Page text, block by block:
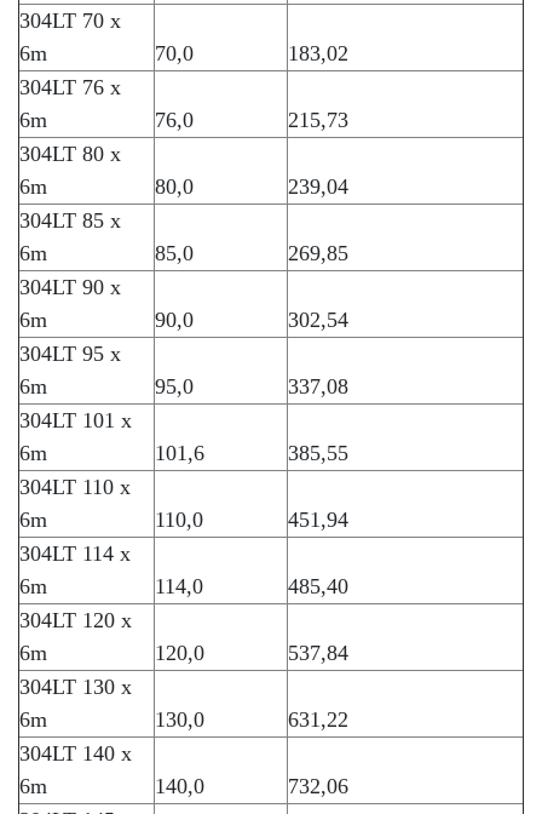
304LT 70 x
6m
70,0
183,02
304LT 76 x
6m
76,0
215,73
304LT 80 x
6m
80,0
239,04
304LT 85 x
6m
85,0
269,85
304LT 90 x
6m
90,0
302,54
304LT 95 x
6m
95,0
337,08
304LT 101 x
6m
101,6
385,55
304LT 110 x
6m
110,0
451,94
304LT 114 x
6m
114,0
485,40
304LT 120 x
6m
120,0
537,84
304LT 130 x
6m
130,0
631,22
304LT 140 x
6m
140,0
732,06